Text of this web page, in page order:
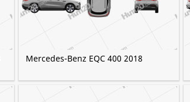
Mercedes-Benz EQC 400 2018